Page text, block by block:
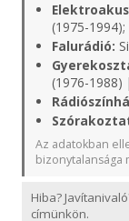
(1975-1994);
Falurádió:
(1976-1988)
Az adatokban
bizonytalansága
Hiba?
címünkön.